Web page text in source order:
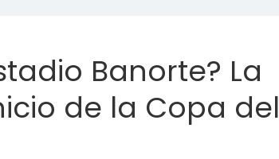
Banorte? La
de la Copa del